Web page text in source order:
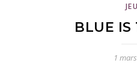
BLUE IS
1